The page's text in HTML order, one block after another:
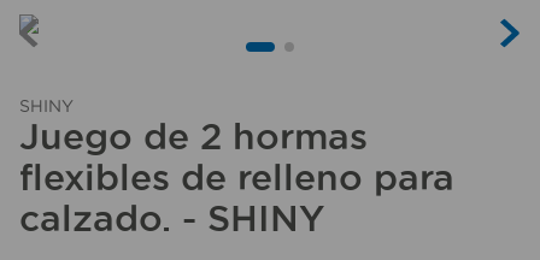
SHINY
Juego de 2 hormas
flexibles de relleno para
calzado. - SHINY
4.
6.
organizador
7.
cerradura
8 .
taladro
9.
aspiradora